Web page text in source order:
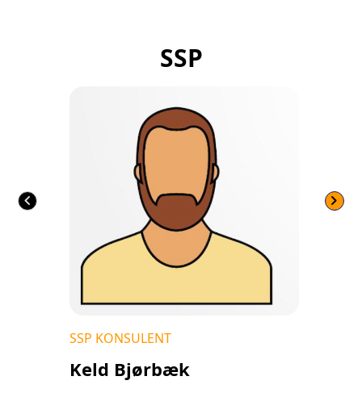
SSP
chevron_left chevron_right
SSP KONSULENT
Keld Bjørbæk